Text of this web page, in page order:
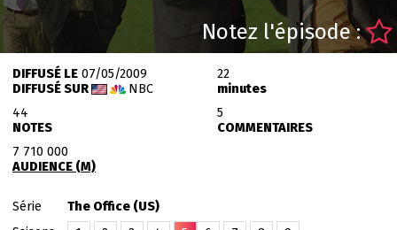
Notez l'épisode :
DIFFUSÉ LE07/05/2009
DIFFUSÉ SUR
NBC
22
minutes
44
NOTES
5
COMMENTAIRES
7 710 000
AUDIENCE (M)
Série
The Office (US)